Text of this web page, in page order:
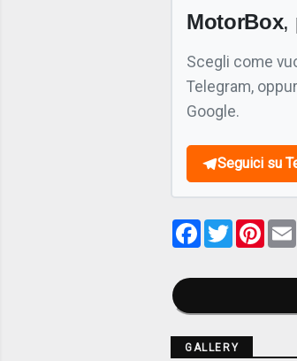
MotorBox,
Scegli come
Telegram,
Google.
Seguici su
Facebook
Twitter
GALLERY